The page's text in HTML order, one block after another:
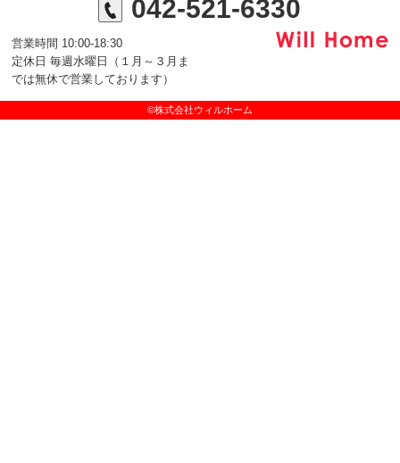
042-521-6330
営業時間 10:00-18:30
定休日 毎週水曜日（１月～３月ま
では無休で営業しております）
©株式会社ウィルホーム